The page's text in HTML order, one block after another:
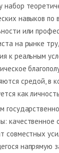
набор
навыков по
или
на рынке
к реальным
средой, в
как
качественное
совместных
напрямую